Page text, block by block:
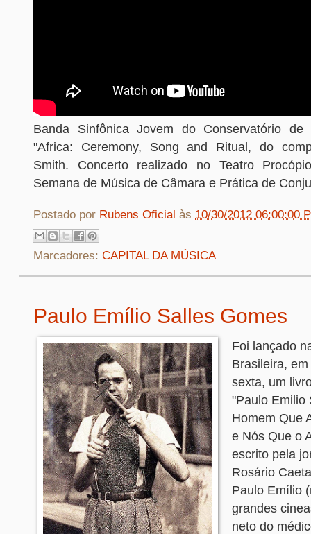
Banda Sinfônica Jovem do Conservatório de
"Africa: Ceremony, Song and Ritual, do
Smith. Concerto realizado no Teatro
Semana de Música de Câmara e Prática de
Postado por Rubens Oficial às 10/30/2012 06:00:00
Marcadores: CAPITAL DA MÚSICA
Paulo Emílio Salles Gomes
Foi lançado
Brasileira,
sexta, um
"Paulo Emilio
Homem Que
e Nós Que o
escrito pela
Rosário
Paulo Emílio
grandes
neto do